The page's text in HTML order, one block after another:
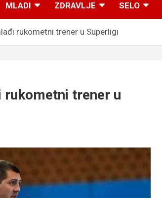
MLADI ZDRAVLJE SELO
rukometni trener u Superligi
rukometni trener u